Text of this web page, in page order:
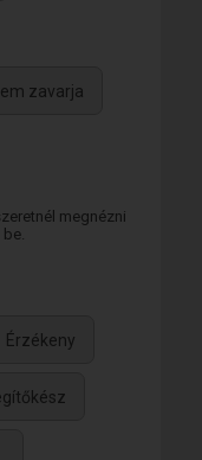
zavarja
megnézni
Érzékeny